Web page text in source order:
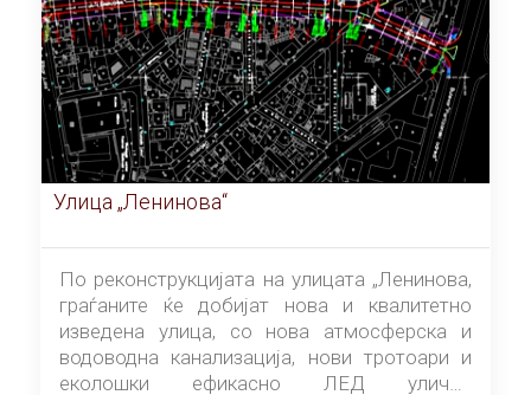
Улица „Ленинова“
По реконструкцијата на улицата „Ленинова,
граѓаните ќе добијат нова и квалитетно
изведена улица, со нова атмосферска и
водоводна канализација, нови тротоари и
еколошки ефикасно ЛЕД улично